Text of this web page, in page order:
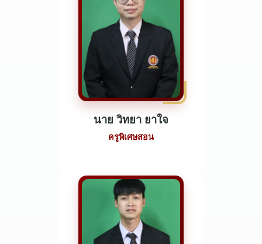
นาย วิทยา ยาใจ
ครูพิเศษสอน